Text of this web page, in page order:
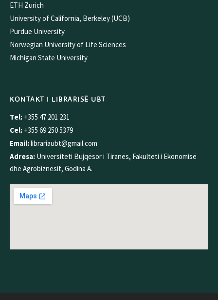
ETH Zurich
University of California, Berkeley (UCB)
Purdue University
Norwegian University of Life Sciences
Michigan State University
KONTAKT I LIBRARISË UBT
Tel: +355 47 201 231
Cel: +355 69 250 5379
Email:librariaubt@gmail.com
Adresa: Universiteti Bujqësor i Tiranës, Fakulteti i Ekonomisë
dhe Agrobiznesit, Godina A.